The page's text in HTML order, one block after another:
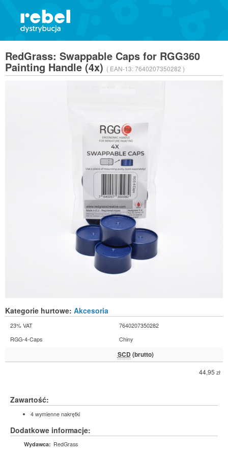
RedGrass: Swappable Caps for RGG360
Painting Handle (4x) ( EAN-13:7640207350282 )
Kategorie hurtowe: Akcesoria
23% VAT
7640207350282
RGG-4-Caps
Chiny
SCD (brutto)
44,95 zł
Zawartość:
4 wymienne nakrętki
Dodatkowe informacje:
Wydawca: RedGrass